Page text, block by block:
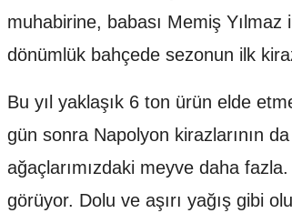
muhabirine, babası Memiş Yılmaz
dönümlük bahçede sezonun ilk
Bu yıl yaklaşık 6 ton ürün elde
gün sonra Napolyon kirazlarının
ağaçlarımızdaki meyve daha
görüyor. Dolu ve aşırı yağış gibi